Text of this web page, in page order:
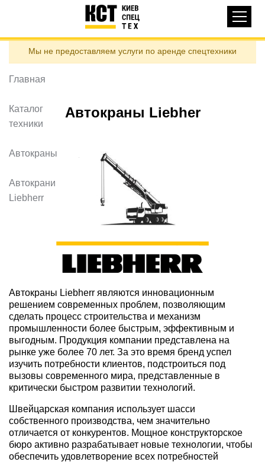
содержанию
навигация
КАТАЛОГ ТЕХНИКИ
ДОСТАВКА И ОПЛАТА
О НАС
ОТЗЫВЫ
КОНТАКТЫ
Контактні телефони:
ЗАДАТЬ ВОПРОС ua ru
Мы не предоставляем услуги по аренде спецтехники
Автокраны Liebher
Автокраны Liebherr являются инновационным
решением современных проблем, позволяющим
сделать процесс строительства и механизм
промышленности более быстрым, эффективным и
выгодным. Продукция компании представлена на
рынке уже более 70 лет. За это время бренд успел
изучить потребности клиентов, подстроиться под
вызовы современного мира, представленные в
критически быстром развитии технологий.
Швейцарская компания использует шасси
собственного производства, чем значительно
отличается от конкурентов. Мощное конструкторское
бюро активно разрабатывает новые технологии, чтобы
обеспечить удовлетворение всех потребностей
Главная
Каталог
техники
Автокраны
Автокрани
Liebherr